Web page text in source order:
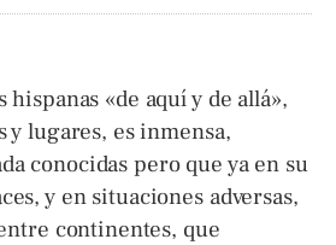
«de aquí y de allá»,
y lugares, es inmensa,
conocidas pero que ya en su
y en situaciones adversas,
continentes, que